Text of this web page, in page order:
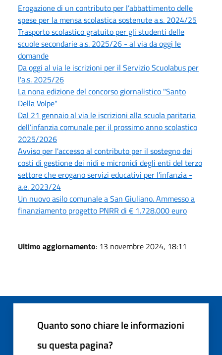
Erogazione di un contributo per l’abbattimento delle
spese per la mensa scolastica sostenute a.s. 2024/25
Trasporto scolastico gratuito per gli studenti delle
scuole secondarie a.s. 2025/26 - al via da oggi le
domande
Da oggi al via le iscrizioni per il Servizio Scuolabus per
l'a.s. 2025/26
La nona edizione del concorso giornalistico "Santo
Della Volpe"
Dal 21 gennaio al via le iscrizioni alla scuola paritaria
dell’infanzia comunale per il prossimo anno scolastico
2025/2026
Avviso per l'accesso al contributo per il sostegno dei
costi di gestione dei nidi e micronidi degli enti del terzo
settore che erogano servizi educativi per l'infanzia -
a.e. 2023/24
Un nuovo asilo comunale a San Giuliano. Ammesso a
finanziamento progetto PNRR di € 1.728.000 euro
Ultimo aggiornamento: 13 novembre 2024, 18:11
Quanto sono chiare le informazioni
su questa pagina?